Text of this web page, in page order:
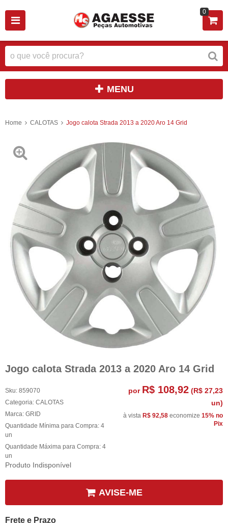
0
MENU
Home CALOTAS Jogo calota Strada 2013 a 2020 Aro 14 Grid
Jogo calota Strada 2013 a 2020 Aro 14 Grid
Sku: 859070
Categoria: CALOTAS
Marca: GRID
Quantidade Mínima para Compra: 4
un
Quantidade Máxima para Compra: 4
un
Produto Indisponível
por R$ 108,92 (R$ 27,23
un)
à vista R$ 92,58 economize 15% no
Pix
AVISE-ME
Frete e Prazo